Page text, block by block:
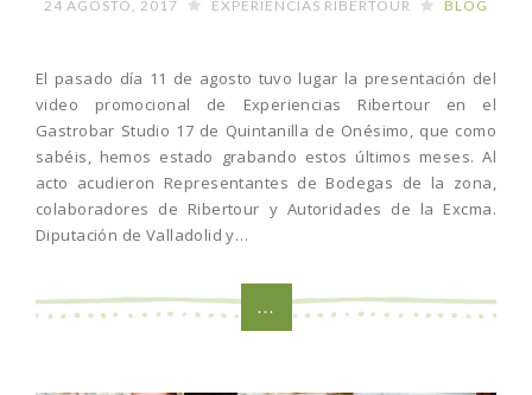
24 AGOSTO, 2017 EXPERIENCIAS RIBERTOUR BLOG
El pasado día 11 de agosto tuvo lugar la presentación del
video promocional de Experiencias Ribertour en el
Gastrobar Studio 17 de Quintanilla de Onésimo, que como
sabéis, hemos estado grabando estos últimos meses. Al
acto acudieron Representantes de Bodegas de la zona,
colaboradores de Ribertour y Autoridades de la Excma.
Diputación de Valladolid y…
...